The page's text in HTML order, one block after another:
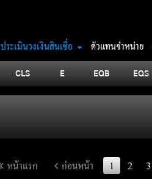
ประเมินวงเงินสินเชื่อ ตัวแทนจำหน่าย
CLS E EQB EQS
หน้าแรก ก่อนหน้า 1 2 3